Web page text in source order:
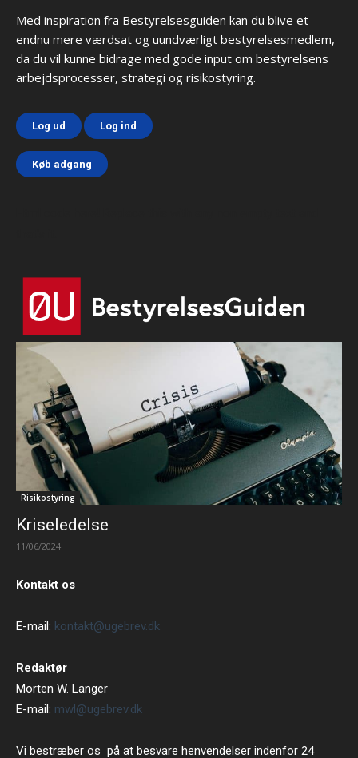
Med inspiration fra Bestyrelsesguiden kan du blive et
endnu mere værdsat og uundværligt bestyrelsesmedlem,
da du vil kunne bidrage med gode input om bestyrelsens
arbejdsprocesser, strategi og risikostyring.
Log ud Log ind
Køb adgang
Risikostyring
Kriseledelse
11/06/2024
Kontakt os
E-mail: kontakt@ugebrev.dk
Redaktør
Morten W. Langer
E-mail: mwl@ugebrev.dk
Vi bestræber os på at besvare henvendelser indenfor 24